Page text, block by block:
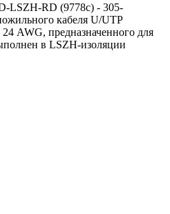
LSZH-RD (9778c) - 305-
кабеля U/UTP
AWG, предназначенного для
в LSZH-изоляции